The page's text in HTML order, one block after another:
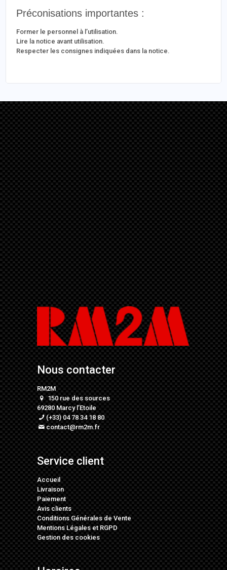
Préconisations importantes :
Former le personnel à l’utilisation.
Lire la notice avant utilisation.
Respecter les consignes indiquées dans la notice.
Nous contacter
RM2M
150 rue des sources
69280 Marcy l’Etoile
(+33) 04 78 34 18 80
contact@rm2m.fr
Service client
Accueil
Livraison
Paiement
Avis clients
Conditions Générales de Vente
Mentions LégalesetRGPD
Gestion des cookies